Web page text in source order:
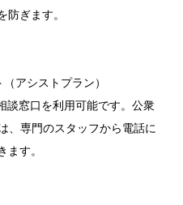
防ぎます。
アシストプラン）
窓口を利用可能です。公衆
、専門のスタッフから電話に
ます。